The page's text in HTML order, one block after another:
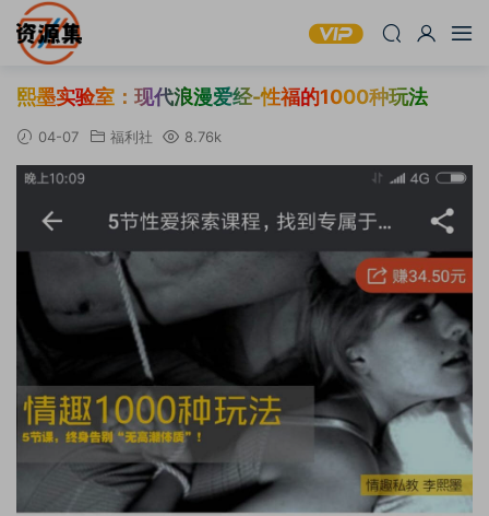
熙墨实验室：现代浪漫爱经-性福的1000种玩法
04-07 福利社 8.76k